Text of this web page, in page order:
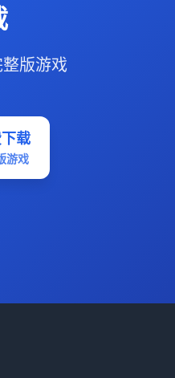
版游戏
载
游戏